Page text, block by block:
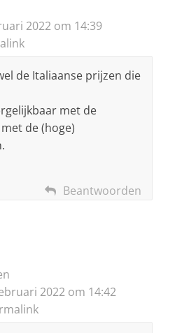
2022 om 14:39
de Italiaanse prijzen die
met de
de (hoge)
Beantwoorden
2022 om 14:42